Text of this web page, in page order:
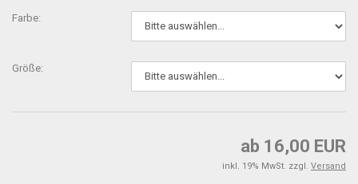
Farbe:
Größe:
ab 16,00 EUR
inkl. 19% MwSt. zzgl. Versand